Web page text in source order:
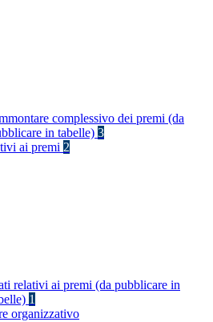
complessivo dei premi (da
in tabelle) 3
ai premi 2
relativi ai premi (da pubblicare in
1
organizzativo